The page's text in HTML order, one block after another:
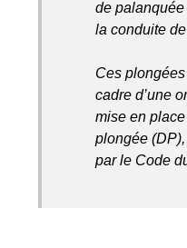
de
la conduite
Ces
cadre d’une
mise en
plongée
par le Code